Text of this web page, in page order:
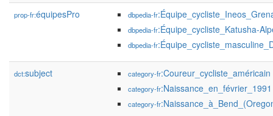
prop-fr:équipesPro dbpedia-fr
dbpedia-fr:Équipe_cycliste_Katusha-
dbpedia-fr
dct:subject category-fr:Coureur_cycliste_américain
category-fr:Naissance_en_février_1991
category-fr